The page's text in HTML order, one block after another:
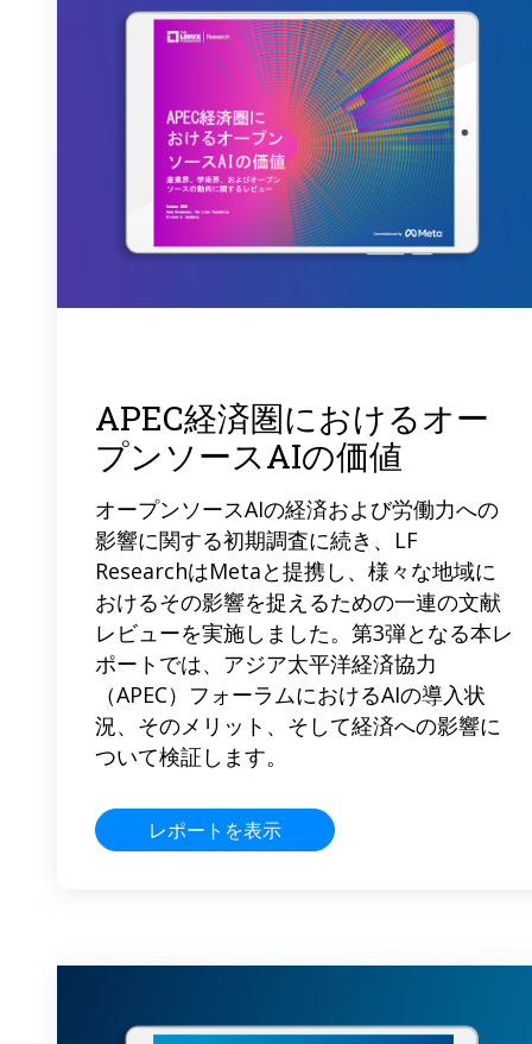
APEC経済圏におけるオー
プンソースAIの価値
オープンソースAIの経済および労働力への
影響に関する初期調査に続き、LF
ResearchはMetaと提携し、様々な地域に
おけるその影響を捉えるための一連の文献
レビューを実施しました。第3弾となる本レ
ポートでは、アジア太平洋経済協力
（APEC）フォーラムにおけるAIの導入状
況、そのメリット、そして経済への影響に
ついて検証します。
レポートを表示